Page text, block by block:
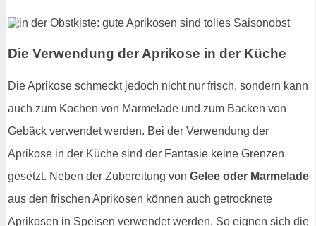
Die Verwendung der Aprikose in der Küche
Die Aprikose schmeckt jedoch nicht nur frisch, sondern kann
auch zum Kochen von Marmelade und zum Backen von
Gebäck verwendet werden. Bei der Verwendung der
Aprikose in der Küche sind der Fantasie keine Grenzen
gesetzt. Neben der Zubereitung von Gelee oder Marmelade
aus den frischen Aprikosen können auch getrocknete
Aprikosen in Speisen verwendet werden. So eignen sich die